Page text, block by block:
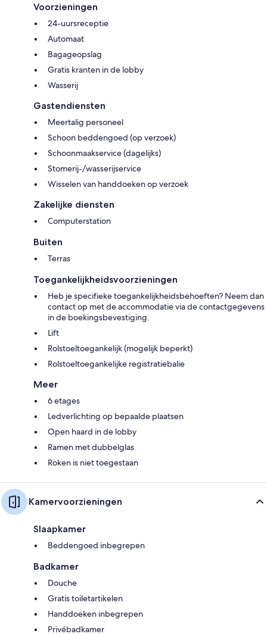
Voorzieningen
24-uursreceptie
Automaat
Bagageopslag
Gratis kranten in de lobby
Wasserij
Gastendiensten
Meertalig personeel
Schoon beddengoed (op verzoek)
Schoonmaakservice (dagelijks)
Stomerij-/wasserijservice
Wisselen van handdoeken op verzoek
Zakelijke diensten
Computerstation
Buiten
Terras
Toegankelijkheidsvoorzieningen
Heb je specifieke toegankelijkheidsbehoeften? Neem dan
contact op met de accommodatie via de contactgegevens
in de boekingsbevestiging.
Lift
Rolstoeltoegankelijk (mogelijk beperkt)
Rolstoeltoegankelijke registratiebalie
Meer
6 etages
Ledverlichting op bepaalde plaatsen
Open haard in de lobby
Ramen met dubbelglas
Roken is niet toegestaan
Kamervoorzieningen
Slaapkamer
Beddengoed inbegrepen
Badkamer
Douche
Gratis toiletartikelen
Handdoeken inbegrepen
Privébadkamer